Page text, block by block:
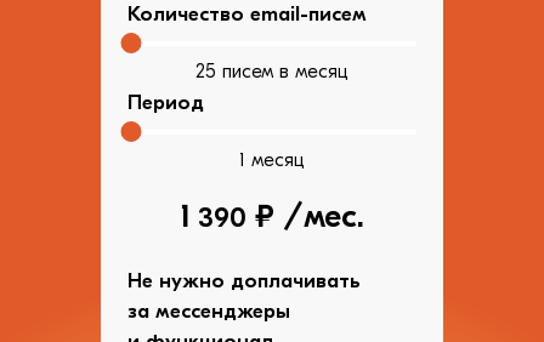
Количество email-писем
25 писем в месяц
Период
1 месяц
1 390 ₽ /мес.
Не нужно доплачивать
за мессенджеры